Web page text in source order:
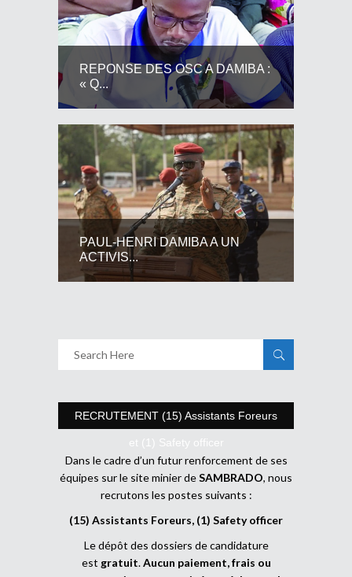
REPONSE DES OSC A DAMIBA :
« Q...
PAUL-HENRI DAMIBA A UN
ACTIVIS...
RECRUTEMENT (15) Assistants Foreurs
et (1) Safety officer
Dans le cadre d’un futur renforcement de ses
équipes sur le site minier deSAMBRADO, nous
recrutons les postes suivants :
(15) Assistants Foreurs, (1) Safety officer
Le dépôt des dossiers de candidature
est gratuit.Aucun paiement, frais ou